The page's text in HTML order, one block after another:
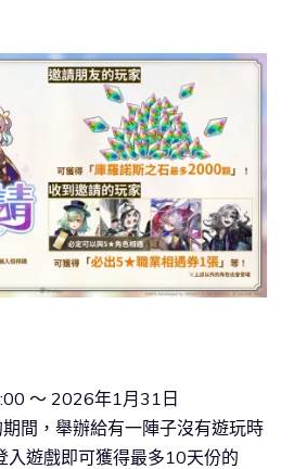
～ 2026年1月31日
間，舉辦給有一陣子沒有遊玩時
入遊戲即可獲得最多10天份的